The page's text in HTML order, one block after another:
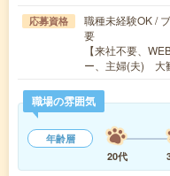
応募資格
職種未経験OK /
要
【来社不要、
ー、主婦(夫) 大
職場の雰囲気
年齢層
20代